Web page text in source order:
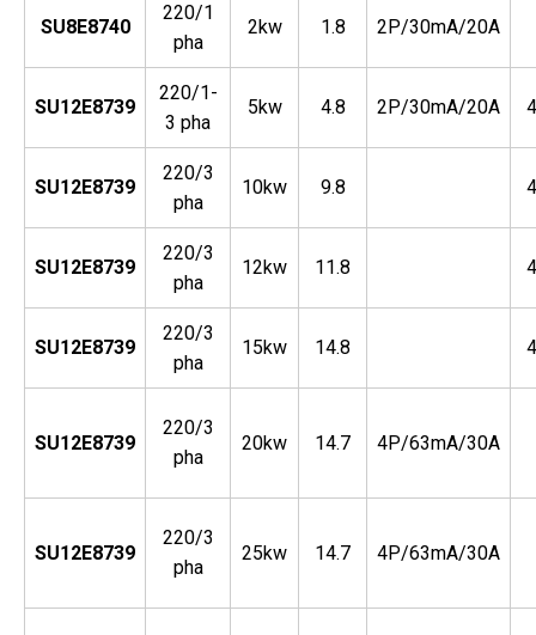
SU8E8740
220/1
pha
2kw 1.8 2P/30mA/20A
SU12E8739
220/1-
3 pha
5kw 4.8 2P/30mA/20A
SU12E8739
220/3
pha
10kw 9.8
SU12E8739
220/3
pha
12kw 11.8
SU12E8739
220/3
pha
15kw 14.8
SU12E8739
220/3
pha
20kw 14.7 4P/63mA/30A
SU12E8739
220/3
pha
25kw 14.7 4P/63mA/30A